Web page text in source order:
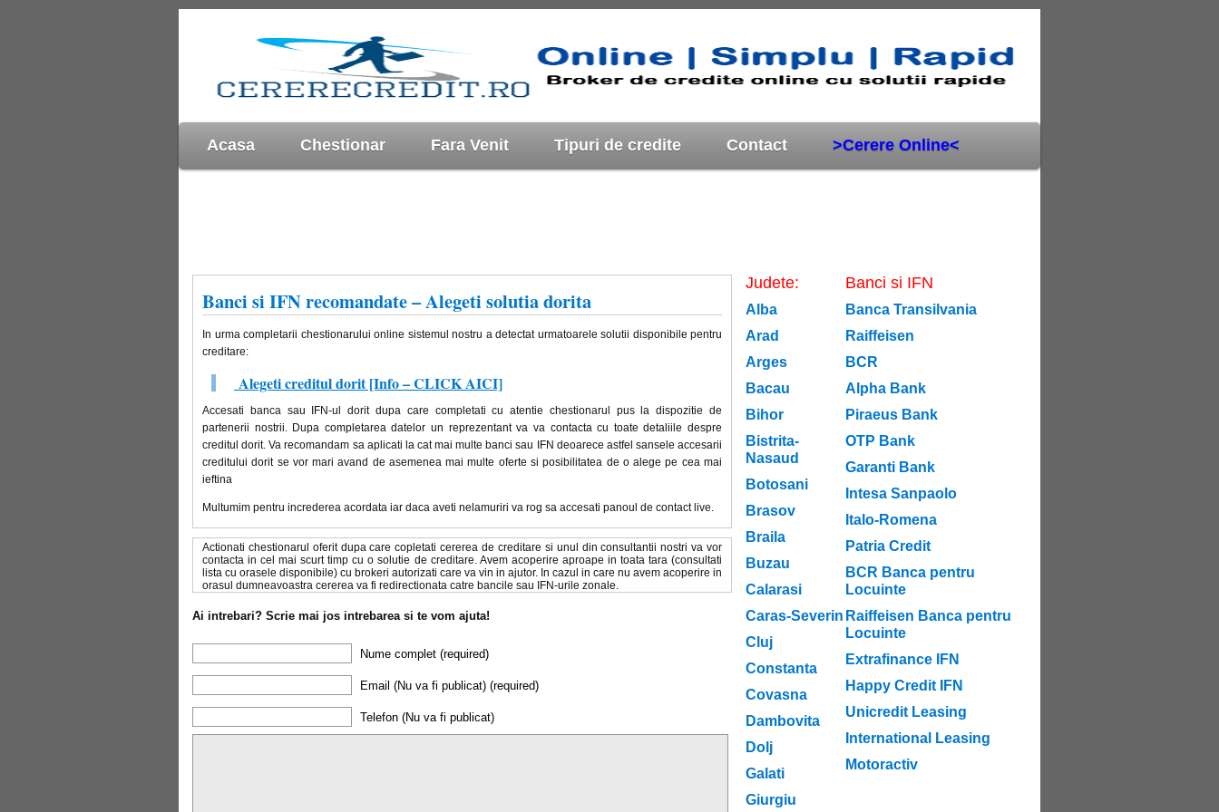
Acasa Chestionar Fara Venit Tipuri de credite Contact >Cerere Online<
Banci si IFN recomandate – Alegeti solutia dorita
In urma completarii chestionarului online sistemul nostru a detectat urmatoarele solutii disponibile pentru
creditare:
Alegeti creditul dorit [Info – CLICK AICI]
Accesati banca sau IFN-ul dorit dupa care completati cu atentie chestionarul pus la dispozitie de
partenerii nostrii. Dupa completarea datelor un reprezentant va va contacta cu toate detaliile despre
creditul dorit. Va recomandam sa aplicati la cat mai multe banci sau IFN deoarece astfel sansele accesarii
creditului dorit se vor mari avand de asemenea mai multe oferte si posibilitatea de o alege pe cea mai
ieftina
Multumim pentru increderea acordata iar daca aveti nelamuriri va rog sa accesati panoul de contact live.
Actionati chestionarul oferit dupa care copletati cererea de creditare si unul din consultantii nostri va vor
contacta in cel mai scurt timp cu o solutie de creditare. Avem acoperire aproape in toata tara (consultati
lista cu orasele disponibile) cu brokeri autorizati care va vin in ajutor. In cazul in care nu avem acoperire in
orasul dumneavoastra cererea va fi redirectionata catre bancile sau IFN-urile zonale.
Ai intrebari? Scrie mai jos intrebarea si te vom ajuta!
Nume complet (required)
Email (Nu va fi publicat) (required)
Telefon (Nu va fi publicat)
Judete:
Alba
Arad
Arges
Bacau
Bihor
Bistrita-
Nasaud
Botosani
Brasov
Braila
Buzau
Calarasi
Caras-Severin
Cluj
Constanta
Covasna
Dambovita
Dolj
Galati
Giurgiu
Banci si IFN
Banca Transilvania
Raiffeisen
BCR
Alpha Bank
Piraeus Bank
OTP Bank
Garanti Bank
Intesa Sanpaolo
Italo-Romena
Patria Credit
BCR Banca pentru
Locuinte
Raiffeisen Banca pentru
Locuinte
Extrafinance IFN
Happy Credit IFN
Unicredit Leasing
International Leasing
Motoractiv